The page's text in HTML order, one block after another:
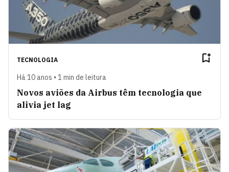
TECNOLOGIA
Há 10 anos • 1 min de leitura
Novos aviões da Airbus têm tecnologia que
alivia jet lag